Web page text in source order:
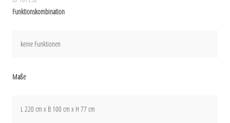
Funktionskombination
keine Funktionen
Maße
L 220 cm x B 100 cm x H 77 cm